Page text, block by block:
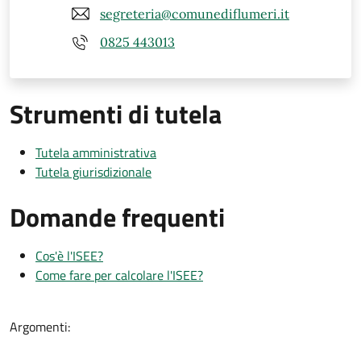
segreteria@comunediflumeri.it
0825 443013
Strumenti di tutela
Tutela amministrativa
Tutela giurisdizionale
Domande frequenti
Cos'è l'ISEE?
Come fare per calcolare l'ISEE?
Argomenti: